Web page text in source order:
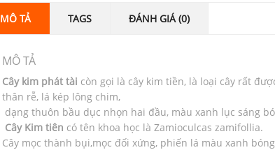
MÔ TẢ TAGS ĐÁNH GIÁ (0)
MÔ TẢ
Cây kim phát tài còn gọi là cây kim tiền, là loại cây rất
thân rễ, lá kép lông chim,
dạng thuôn bầu dục nhọn hai đầu, màu xanh lục sáng
Cây Kim tiên có tên khoa học là Zamioculcas zamifollia.
Cây mọc thành bụi,mọc đối xứng, phiến lá màu xanh